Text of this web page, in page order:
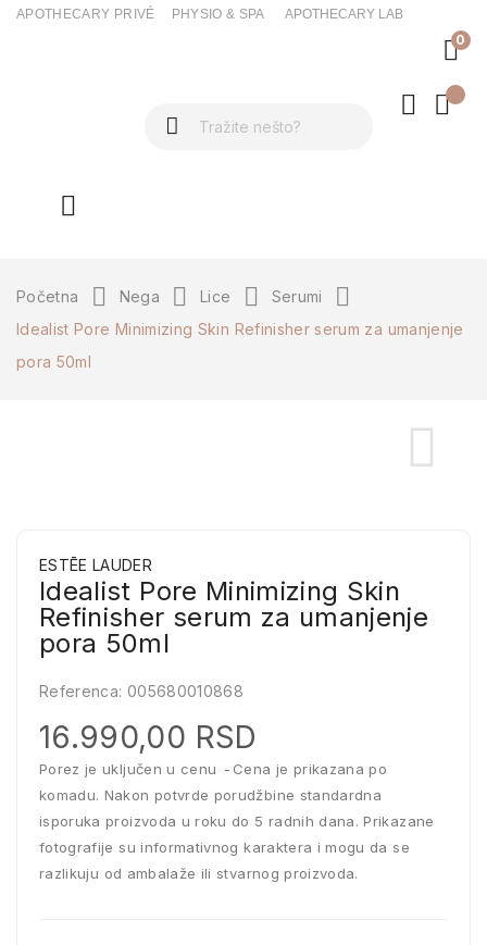
APOTHECARY PRIVÉ PHYSIO & SPA APOTHECARY LAB
0
Početna Nega Lice
Serumi
Idealist Pore Minimizing Skin Refinisher serum za umanjenje
pora 50ml
ESTĒE LAUDER
Idealist Pore Minimizing Skin
Refinisher serum za umanjenje
pora 50ml
Referenca: 005680010868
16.990,00 RSD
Porez je uključen u cenu
Cena je prikazana po
komadu. Nakon potvrde porudžbine standardna
isporuka proizvoda u roku do 5 radnih dana. Prikazane
fotografije su informativnog karaktera i mogu da se
razlikuju od ambalaže ili stvarnog proizvoda.